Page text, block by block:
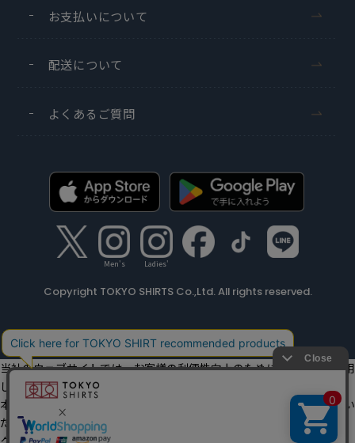
お支払いについて
配送について
よくあるご質問
Men's Ladies'
Copyright TOKYO SHIRTS Co.,Ltd. All rights reserved.
当社のウェブサイトでは、お客様の利便性向上のためにクッキーを利用
しています。
本ウェブサイトをこのままご利用になる場合、クッキーの使用に同意い
ただいたものとみなします。